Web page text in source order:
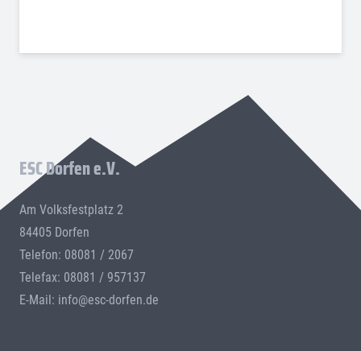
ESC Dorfen e.V.
Am Volksfestplatz 2
84405 Dorfen
Telefon: 08081 / 2067
Telefax: 08081 / 957137
E-Mail: info@esc-dorfen.de